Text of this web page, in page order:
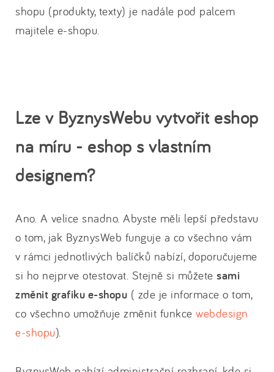
shopu (produkty, texty) je nadále pod palcem
majitele e-shopu.
Lze v ByznysWebu vytvořit eshop
na míru - eshop s vlastním
designem?
Ano. A velice snadno. Abyste měli lepší představu
o tom, jak ByznysWeb funguje a co všechno vám
v rámci jednotlivých balíčků nabízí, doporučujeme
si ho nejprve otestovat. Stejně si můžete sami
změnit grafiku e-shopu ( zde je informace o tom,
co všechno umožňuje změnit funkce webdesign
e-shopu).